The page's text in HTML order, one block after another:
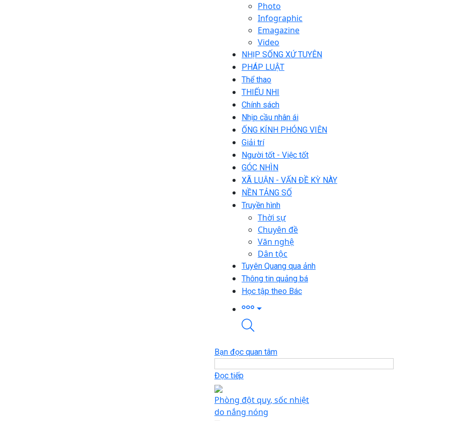
Photo
Infographic
Emagazine
Video
NHỊP SỐNG XỨ TUYÊN
PHÁP LUẬT
Thể thao
THIẾU NHI
Chính sách
Nhịp cầu nhân ái
ỐNG KÍNH PHÓNG VIÊN
Giải trí
Người tốt - Việc tốt
GÓC NHÌN
XÃ LUẬN - VẤN ĐỀ KỲ NÀY
NỀN TẢNG SỐ
Truyền hình
Thời sự
Chuyên đề
Văn nghệ
Dân tộc
Tuyên Quang qua ảnh
Thông tin quảng bá
Học tập theo Bác
Bạn đọc quan tâm
Đọc tiếp
Phòng đột quỵ, sốc nhiệt
do nắng nóng